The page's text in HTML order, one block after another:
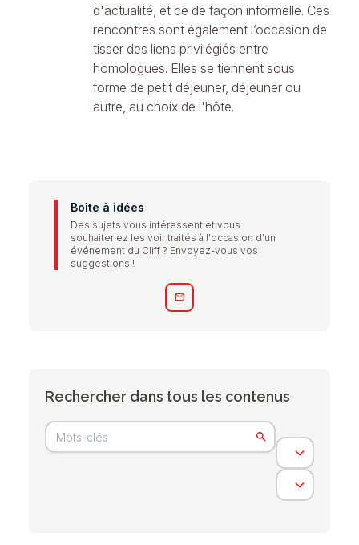
d'actualité, et ce de façon informelle. Ces
rencontres sont également l’occasion de
tisser des liens privilégiés entre
homologues. Elles se tiennent sous
forme de petit déjeuner, déjeuner ou
autre, au choix de l'hôte.
Boîte à idées
Des sujets vous intéressent et vous
souhaiteriez les voir traités à l'occasion d'un
événement du Cliff ? Envoyez-vous vos
suggestions !
mail
Rechercher dans tous les contenus